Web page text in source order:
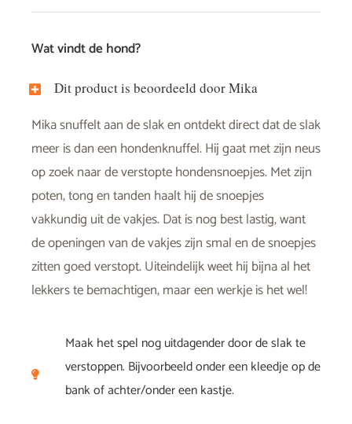
Wat vindt de hond?
Dit product is beoordeeld door Mika
Mika snuffelt aan de slak en ontdekt direct dat de slak
meer is dan een hondenknuffel. Hij gaat met zijn neus
op zoek naar de verstopte hondensnoepjes. Met zijn
poten, tong en tanden haalt hij de snoepjes
vakkundig uit de vakjes. Dat is nog best lastig, want
de openingen van de vakjes zijn smal en de snoepjes
zitten goed verstopt. Uiteindelijk weet hij bijna al het
lekkers te bemachtigen, maar een werkje is het wel!
Maak het spel nog uitdagender door de slak te
verstoppen. Bijvoorbeeld onder een kleedje op de
bank of achter/onder een kastje.